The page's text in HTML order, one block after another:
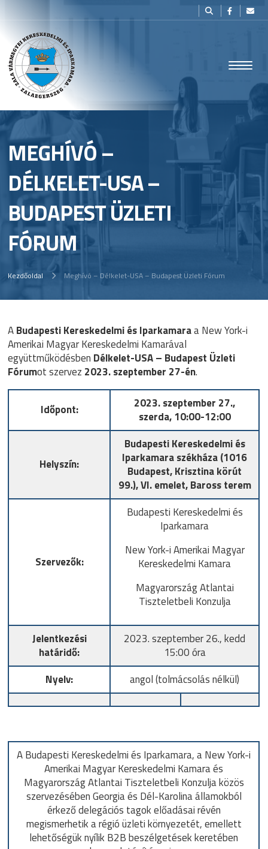
MEGHÍVÓ –
DÉLKELET-USA –
BUDAPEST ÜZLETI
FÓRUM
Kezdőoldal Meghívó – Délkelet-USA – Budapest Üzleti Fórum
ABudapesti Kereskedelmi és Iparkamaraa New York-i
Amerikai Magyar Kereskedelmi Kamarával
együttműködésben Délkelet-USA – Budapest Üzleti
Fórumot szervez 2023. szeptember 27-én.
Időpont:
2023. szeptember 27.,
szerda, 10:00-12:00
Helyszín:
Budapesti Kereskedelmi és
Iparkamara székháza (1016
Budapest, Krisztina körút
99.), VI. emelet, Baross terem
Szervezők:
Budapesti Kereskedelmi és
Iparkamara
New York-i Amerikai Magyar
Kereskedelmi Kamara
Magyarország Atlantai
Tiszteletbeli Konzulja
Jelentkezési
határidő:
2023. szeptember 26., kedd
15:00 óra
Nyelv:
angol (tolmácsolás nélkül)
A Budapesti Kereskedelmi és Iparkamara, a New York-i
Amerikai Magyar Kereskedelmi Kamara és
Magyarország Atlantai Tiszteletbeli Konzulja közös
szervezésében Georgia és Dél-Karolina államokból
érkező delegációs tagok előadásai révén
megismerhetik a régió üzleti környezetét, emellett
lehetőségük nyílik B2B beszélgetések keretében